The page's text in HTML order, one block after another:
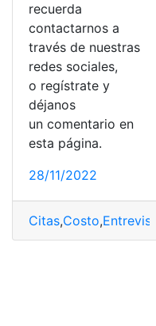
recuerda
contactarnos a
través de nuestras
redes sociales,
o regístrate y
déjanos
un comentario en
esta página.
28/11/2022
Citas,Costo,Entrevista